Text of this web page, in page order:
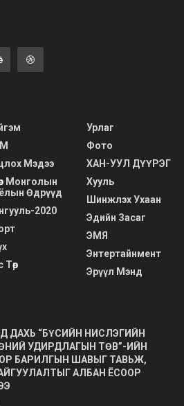
Мэдээ
Монголын
Өдрүүд
2020
Төр
Урлаг
Фото
ХАН-УУЛ ДҮҮРЭГ
Хууль
Шинжлэх Ухаан
Эдийн Засаг
ЭМЯ
Энтертайнмент
Эрүүл Мэнд
ДАХЬ “БҮСИЙН НИСЛЭГИЙН
УДИРДЛАГЫН ТӨВ”-ИЙН
БАРИЛГЫН ШАВЫГ ТАВЬЖ,
АЛБАН ЁСООР